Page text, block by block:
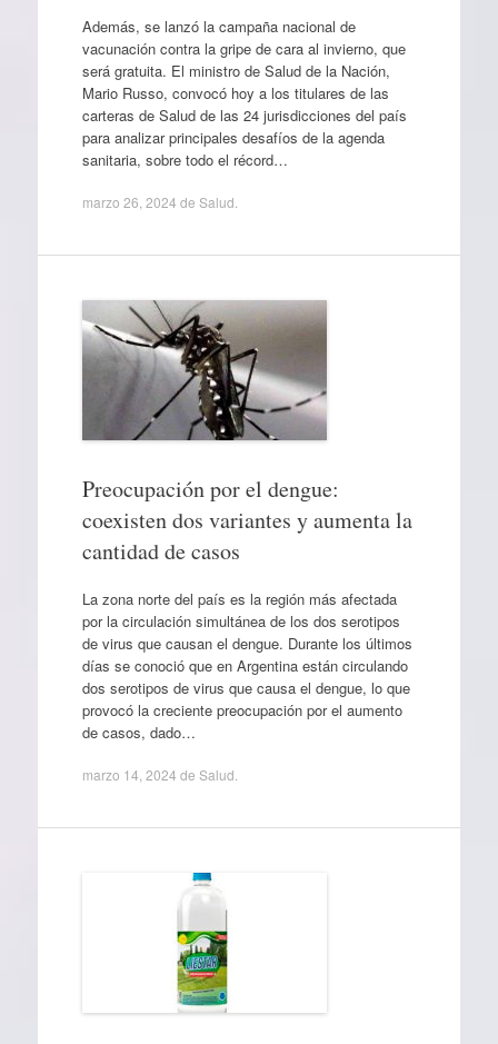
Además, se lanzó la campaña nacional de
vacunación contra la gripe de cara al invierno, que
será gratuita. El ministro de Salud de la Nación,
Mario Russo, convocó hoy a los titulares de las
carteras de Salud de las 24 jurisdicciones del país
para analizar principales desafíos de la agenda
sanitaria, sobre todo el récord…
marzo 26, 2024 de Salud
Preocupación por el dengue:
coexisten dos variantes y aumenta la
cantidad de casos
La zona norte del país es la región más afectada
por la circulación simultánea de los dos serotipos
de virus que causan el dengue. Durante los últimos
días se conoció que en Argentina están circulando
dos serotipos de virus que causa el dengue, lo que
provocó la creciente preocupación por el aumento
de casos, dado…
marzo 14, 2024 de Salud